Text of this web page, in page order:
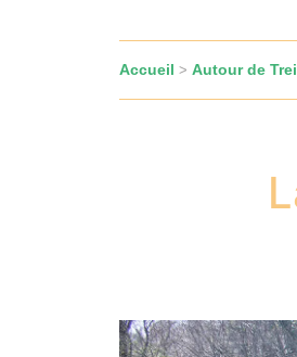
Accueil > Autour de